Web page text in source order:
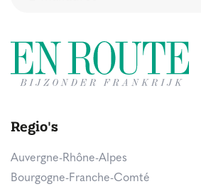
Regio's
Auvergne-Rhône-Alpes
Bourgogne-Franche-Comté